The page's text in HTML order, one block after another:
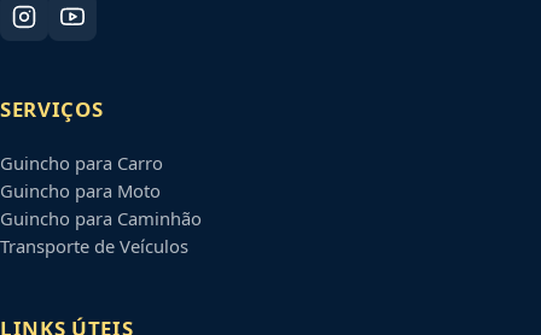
SERVIÇOS
Guincho para Carro
Guincho para Moto
Guincho para Caminhão
Transporte de Veículos
LINKS ÚTEIS